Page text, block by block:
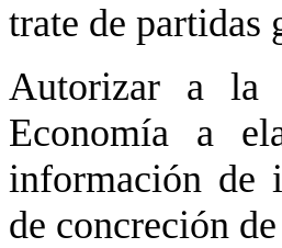
trate de partidas
Autorizar a la
Economía a
información de
de concreción